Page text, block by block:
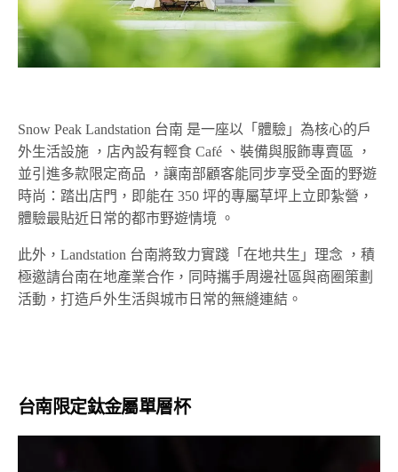
Snow Peak Landstation 台南 是一座以「體驗」為核心的戶
外生活設施 ，店內設有輕食 Café 、裝備與服飾專賣區 ，
並引進多款限定商品 ，讓南部顧客能同步享受全面的野遊
時尚：踏出店門，即能在 350 坪的專屬草坪上立即紮營，
體驗最貼近日常的都市野遊情境 。
此外，Landstation 台南將致力實踐「在地共生」理念 ，積
極邀請台南在地產業合作，同時攜手周邊社區與商圈策劃
活動，打造戶外生活與城市日常的無縫連結。
台南限定鈦金屬單層杯